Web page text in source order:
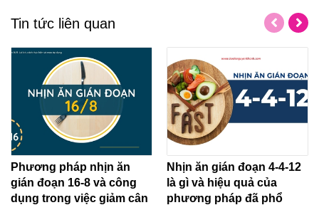
Tin tức liên quan
Phương pháp nhịn ăn
gián đoạn 16-8 và công
dụng trong việc giảm cân
Nhịn ăn gián đoạn 4-4-12
là gì và hiệu quả của
phương pháp đã phổ